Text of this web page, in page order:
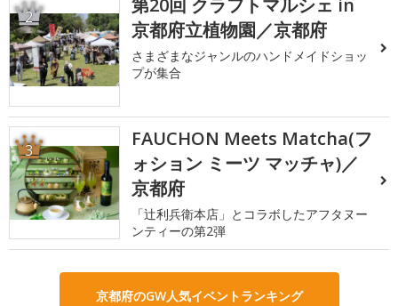
2
第20回 クラフトマルシェ in
京都府立植物園／京都府
さまざまなジャンルのハンドメイドショッ
プが集合
3
FAUCHON Meets Matcha(フ
ォション ミーツ マッチャ)／
京都府
「辻利兵衛本店」とコラボしたアフタヌー
ンティーの第2弾
京都府のGW人気イベントランキング